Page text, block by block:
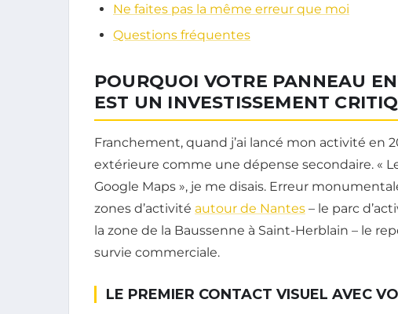
Ne faites pas la même erreur que moi
Questions fréquentes
POURQUOI VOTRE PANNEAU
EST UN INVESTISSEMENT
Franchement, quand j’ai lancé mon activité en
extérieure comme une dépense secondaire. «
Google Maps », je me disais. Erreur
zones d’activité autour de Nantes – le parc
la zone de la Baussenne à Saint-Herblain – le
survie commerciale.
LE PREMIER CONTACT VISUEL AVEC